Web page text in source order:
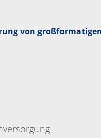
von